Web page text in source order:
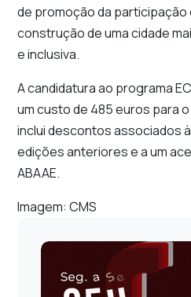
de promoção da participação
construção de uma cidade
e inclusiva.
A candidatura ao programa
um custo de 485 euros para
inclui descontos associados
edições anteriores e a um
ABAAE.
Imagem: CMS